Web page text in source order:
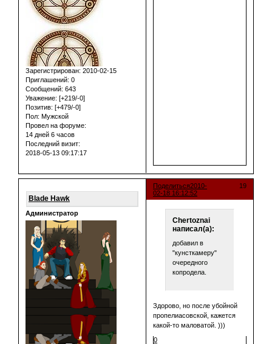
Зарегистрирован: 2010-02-15
Приглашений: 0
Сообщений: 643
Уважение: [+219/-0]
Позитив: [+479/-0]
Пол: Мужской
Провел на форуме:
14 дней 6 часов
Последний визит:
2018-05-13 09:17:17
Поделиться 19
2010-
02-18 16:12:52
Blade Hawk
Администратор
Chertoznai
написал(а):
добавил в
"кунсткамеру"
очередного
копродела.
Здорово, но после убойной
пропелиасовской, кажется
какой-то маловатой. )))
0